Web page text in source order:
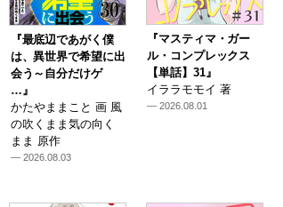
『最底辺であがく僕
は、異世界で希望に出
会う～自分だけゲ
…』
かたやままこと 画 風
の吹くまま気の向く
まま 原作
— 2026.08.03
『マスティマ・ガー
ル・コンプレックス
【単話】31』
イララモモイ 著
— 2026.08.01